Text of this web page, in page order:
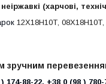
неіржавкі (харчові,
12Х18Н10Т, 08Х18Н10Т,
зручним
174-88-22, +38 0 98